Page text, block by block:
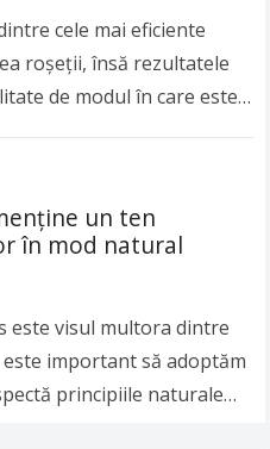
cele mai eficiente
roșeții, însă rezultatele
de modul în care este
un ten
în mod natural
este visul multora dintre
important să adoptăm
principiile naturale